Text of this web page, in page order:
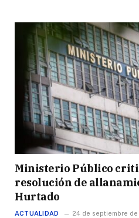
Ministerio Público
resolución de
Hurtado
ACTUALIDAD 24 de septiembre